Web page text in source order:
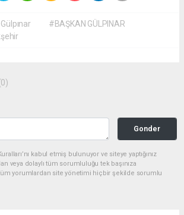
#BAŞKAN GÜLPINAR
Gonder
kabul etmiş bulunuyor ve siteye yaptığınız
veya dolaylı tüm sorumluluğu tek başınıza
yorumlardan site yönetimi hiçbir şekilde sorumlu